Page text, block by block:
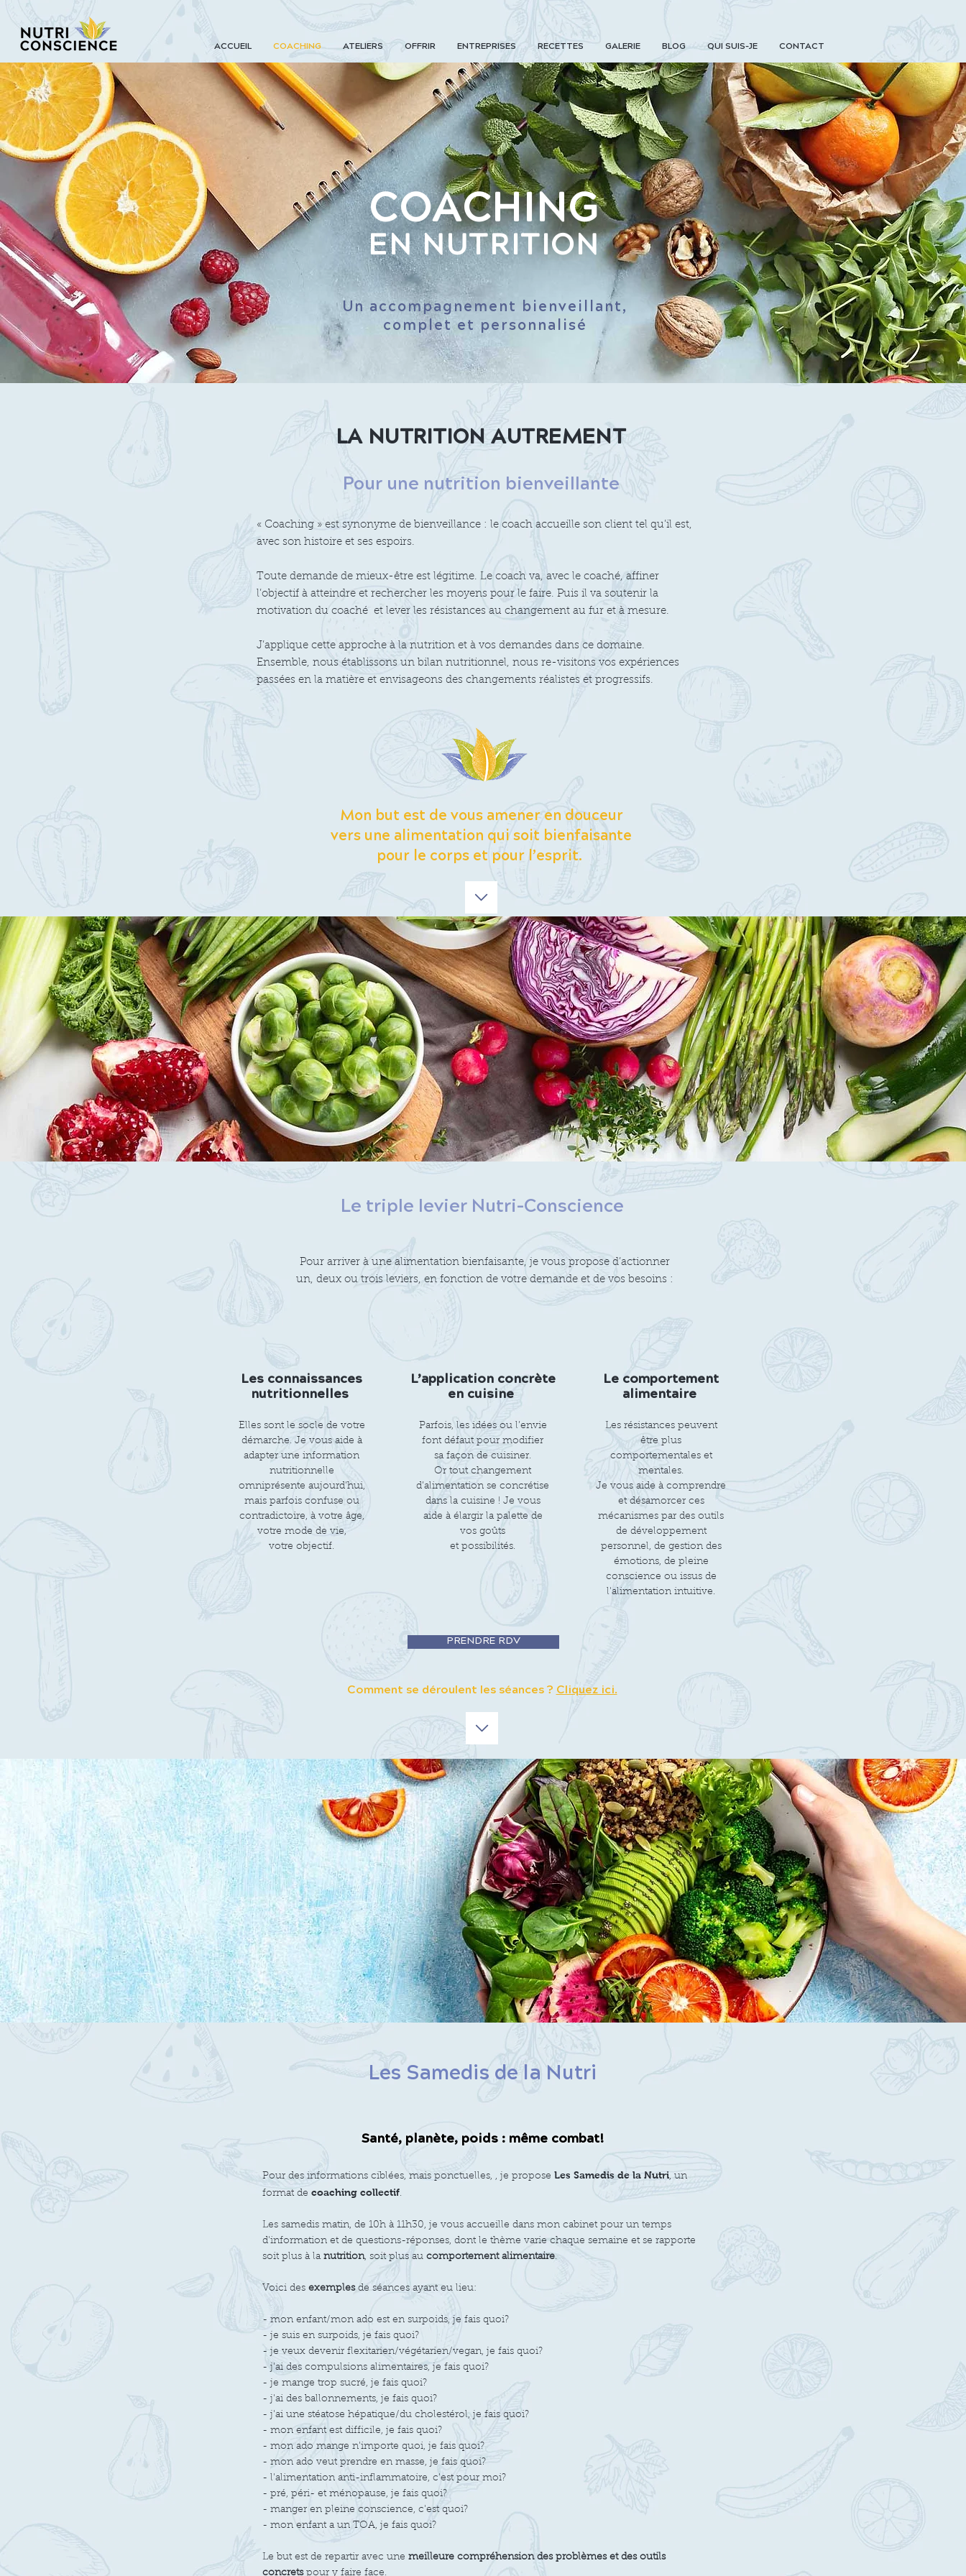
ACCUEIL COACHING ATELIERS OFFRIR ENTREPRISES RECETTES GALERIE BLOG QUI SUIS-JE CONTACT
COACHING
EN NUTRITION
Un accompagnement bienveillant,
complet et personnalisé
LA NUTRITION AUTREMENT
Pour une nutrition bienveillante
« Coaching » est synonyme de bienveillance : le coach accueille son client tel qu’il est,
avec son histoire et ses espoirs.
Toute demande de mieux-être est légitime. Le coach va, avec le coaché, affiner
l’objectif à atteindre et rechercher les moyens pour le faire. Puis il va soutenir la
motivation du coaché et lever les résistances au changement au fur et à mesure.
J’applique cette approche à la nutrition et à vos demandes dans ce domaine.
Ensemble, nous établissons un bilan nutritionnel, nous re-visitons vos expériences
passées en la matière et envisageons des changements réalistes et progressifs.
Mon but est de vous amener en douceur
vers une alimentation qui soit bienfaisante
pour le corps et pour l’esprit.
Le triple levier Nutri-Conscience
Pour arriver à une alimentation bienfaisante, je vous propose d’actionner
un, deux ou trois leviers, en fonction de votre demande et de vos besoins :​
Les connaissances
nutritionnelles
Elles sont le socle de votre
démarche. Je vous aide à
adapter une information
nutritionnelle
omniprésente aujourd’hui,
mais parfois confuse ou
contradictoire, à votre âge,
votre mode de vie,
votre objectif.
L’application concrète
en cuisine
Parfois, les idées ou l’envie
font défaut pour modifier
sa façon de cuisiner.
Or tout changement
d’alimentation se concrétise
dans la cuisine ! Je vous
aide à élargir la palette de
vos goûts
et possibilités.
Le comportement
alimentaire
Les résistances peuvent
être plus
comportementales et
mentales.
Je vous aide à comprendre
et désamorcer ces
mécanismes par des outils
de développement
personnel, de gestion des
émotions, de pleine
conscience ou issus de
l'alimentation intuitive.
PRENDRE RDV
Comment se déroulent les séances ? Cliquez ici.
Les Samedis de la Nutri
Santé, planète, poids : même combat!
Pour des informations ciblées, mais ponctuelles, , je propose Les Samedis de la Nutri, un
format de coaching collectif.
Les samedis matin, de 10h à 11h30, je vous accueille dans mon cabinet pour un temps
d'information et de questions-réponses, dont le thème varie chaque semaine et se rapporte
soit plus à la nutrition, soit plus au comportement alimentaire.
Voici des exemplesde séances ayant eu lieu:
- mon enfant/mon ado est en surpoids, je fais quoi?
- je suis en surpoids, je fais quoi?
- je veux devenir flexitarien/végétarien/vegan, je fais quoi?
- j'ai des compulsions alimentaires, je fais quoi?
- je mange trop sucré, je fais quoi?
- j'ai des ballonnements, je fais quoi?
- j'ai une stéatose hépatique/du cholestérol, je fais quoi?
- mon enfant est difficile, je fais quoi?
- mon ado mange n'importe quoi, je fais quoi?
- mon ado veut prendre en masse, je fais quoi?
- l'alimentation anti-inflammatoire, c'est pour moi?
- pré, péri- et ménopause, je fais quoi?
- manger en pleine conscience, c'est quoi?
- mon enfant a un TOA, je fais quoi?
Le but est de repartir avec une meilleure compréhension des problèmes et des outils
concretspour y faire face.